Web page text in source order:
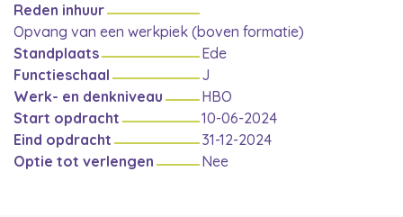
Reden inhuur
Opvang van een werkpiek (boven formatie)
Standplaats
Ede
Functieschaal
J
Werk- en denkniveau
HBO
Start opdracht
10-06-2024
Eind opdracht
31-12-2024
Optie tot verlengen
Nee